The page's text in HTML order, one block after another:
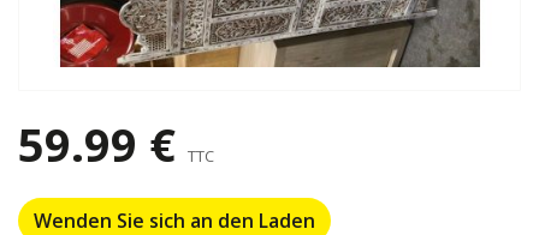
59.99 € TTC
Wenden Sie sich an den Laden